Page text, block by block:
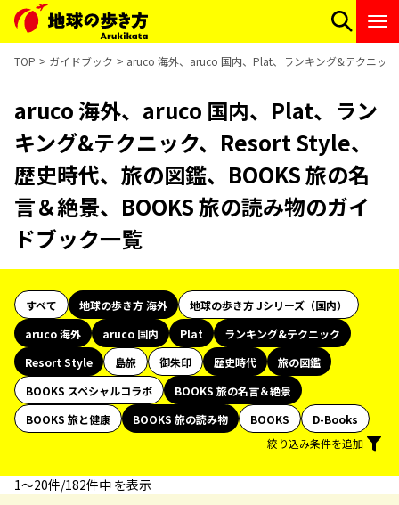
TOP ガイドブック aruco 海外、aruco 国内、Plat、ランキング&テクニッ
aruco 海外、aruco 国内、Plat、ラン
キング&テクニック、Resort Style、
歴史時代、旅の図鑑、BOOKS 旅の名
言＆絶景、BOOKS 旅の読み物のガイ
ドブック一覧
すべて 地球の歩き方 海外
地球の歩き方 Jシリーズ（国内）
aruco 海外
aruco 国内 Plat
ランキング&テクニック
Resort Style
島旅 御朱印 歴史時代
旅の図鑑
BOOKS スペシャルコラボ
BOOKS 旅の名言＆絶景
BOOKS 旅と健康
BOOKS 旅の読み物 BOOKS
D-Books
絞り込み条件を追加
1〜20件/182件中 を表示